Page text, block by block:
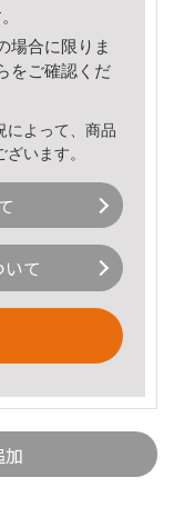
場合に限りま
をご確認くだ
によって、商品
います。
て